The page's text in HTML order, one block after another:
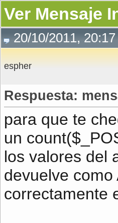
Ver Mensaje
20/10/2011, 20:17
espher
Respuesta:
para que te
un
los valores del
devuelve
correctamente